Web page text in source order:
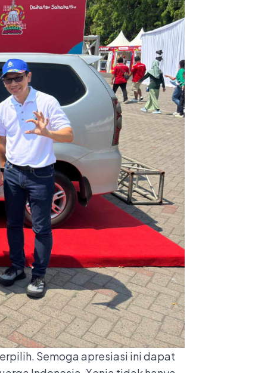
Semoga apresiasi ini dapat